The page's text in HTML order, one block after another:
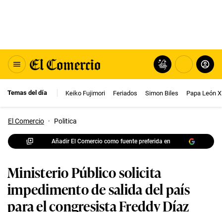
Temas del día Keiko Fujimori Feriados Simon Biles Papa León
El Comercio · Politica
Añadir El Comercio como fuente preferida en
Ministerio Público solicita
impedimento de salida del país
para el congresista Freddy Díaz